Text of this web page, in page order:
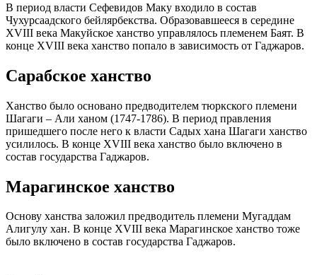
В период власти Сефевидов Маку входило в состав
Чухурсаадского бейлярбекства. Образовавшееся в середине
XVIII века Макуйское ханство управлялось племенем Баят. В
конце XVIII века ханство попало в зависимость от Гаджаров.
Сарабское ханство
Ханство было основано предводителем тюркского племени
Шагаги – Али ханом (1747-1786). В период правления
пришедшего после него к власти Садых хана Шагаги ханство
усилилось. В конце XVIII века ханство было включено в
состав государства Гаджаров.
Марагинское ханство
Основу ханства заложил предводитель племени Мугаддам
Алигулу хан. В конце XVIII века Марагинское ханство тоже
было включено в состав государства Гаджаров.